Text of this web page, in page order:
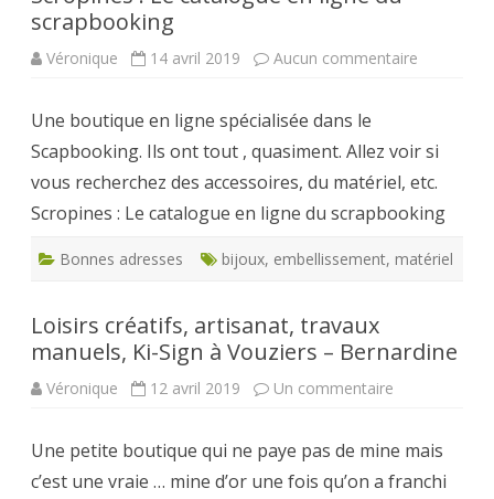
scrapbooking
Véronique 14 avril 2019 Aucun commentaire
ligne
Une boutique en ligne spécialisée dans le
Scapbooking. Ils ont tout , quasiment. Allez voir si
vous recherchez des accessoires, du matériel, etc.
Scropines : Le catalogue en ligne du scrapbooking
Bonnes adresses bijoux, embellissement, matériel
Loisirs créatifs, artisanat, travaux
manuels, Ki-Sign à Vouziers – Bernardine
Véronique 12 avril 2019 Un commentaire
travaux
Ki-
Une petite boutique qui ne paye pas de mine mais
c’est une vraie … mine d’or une fois qu’on a franchi